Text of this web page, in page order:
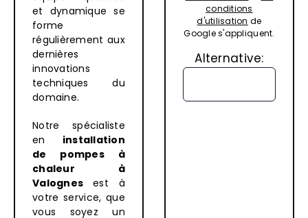
et dynamique se
forme
régulièrement aux
dernières
innovations
techniques du
domaine.
Notre spécialiste
en installation
de pompes à
chaleur à
Valognesest à
votre service, que
vous soyez un
conditions
d'utilisation de
Google s'appliquent.
Alternative: